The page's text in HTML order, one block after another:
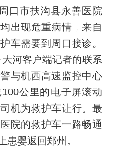
市扶沟县永善医院
出现危重病情，来自
车需要到周口接诊。
河客户端记者的联系
与机西高速监控中心
公里的电子屏滚动
机为救护车让行。最
院的救护车一路畅通
患婴返回郑州。